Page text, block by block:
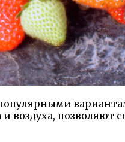
воздуха,